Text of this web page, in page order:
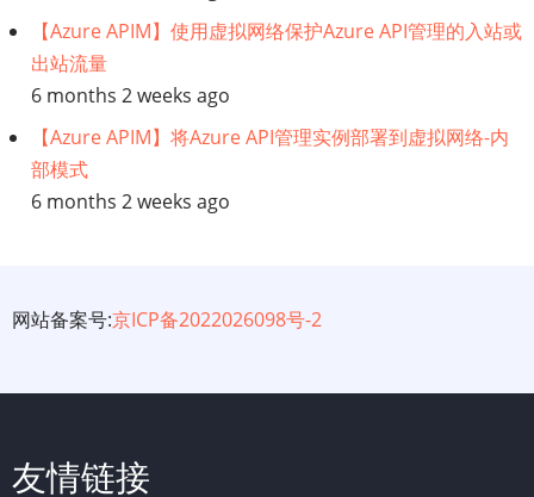
【Azure APIM】使用虚拟网络保护Azure API管理的入站或
出站流量
6 months 2 weeks ago
【Azure APIM】将Azure API管理实例部署到虚拟网络-内
部模式
6 months 2 weeks ago
网站备案号:京ICP备2022026098号-2
友情链接